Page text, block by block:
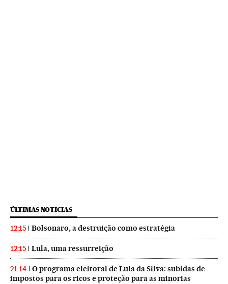
ÚLTIMAS NOTICIAS
12:15 Bolsonaro, a destruição como estratégia
12:15 Lula, uma ressurreição
21:14
O programa eleitoral de Lula da Silva: subidas de
impostos para os ricos e proteção para as minorias